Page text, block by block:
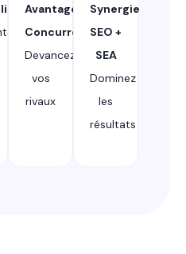
Avantage
Concurrentiel
Devancez
vos
rivaux
Synergie
SEO +
SEA
Dominez
les
résultats